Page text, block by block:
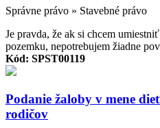
Správne právo » Stavebné právo
Je pravda, že ak si chcem
pozemku, nepotrebujem žiadne
Kód: SPST00119
Podanie žaloby v mene
rodičov